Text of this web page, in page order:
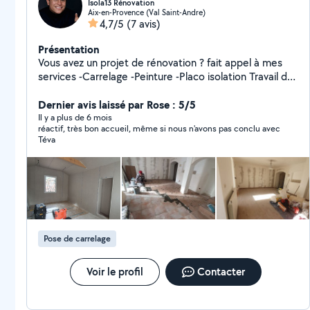
Isola13 Rénovation
Aix-en-Provence (Val Saint-Andre)
4,7/5 (7 avis)
Présentation
Vous avez un projet de rénovation ? fait appel à mes
services -Carrelage -Peinture -Placo isolation Travail de
Dernier avis laissé par Rose : 5/5
Il y a plus de 6 mois
réactif, très bon accueil, même si nous n'avons pas conclu avec
Téva
Pose de carrelage
Voir le profil Contacter